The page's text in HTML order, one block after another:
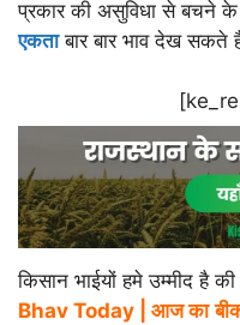
प्रकार की असुविधा से बचने के
एकताबार बार भाव देख सकते
किसान भाईयों हमे उम्मीद है की
Bhav Today | आज का